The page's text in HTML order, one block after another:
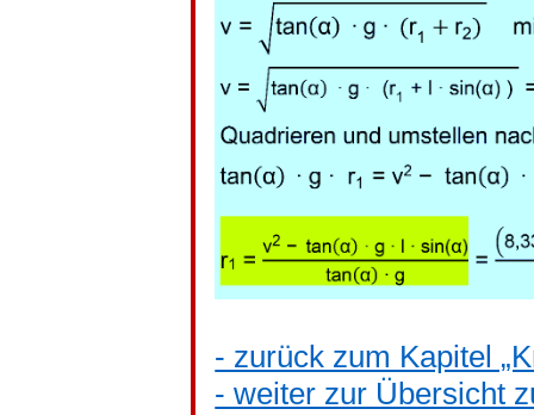
- zurück zum Kapitel
- weiter zur Übersicht